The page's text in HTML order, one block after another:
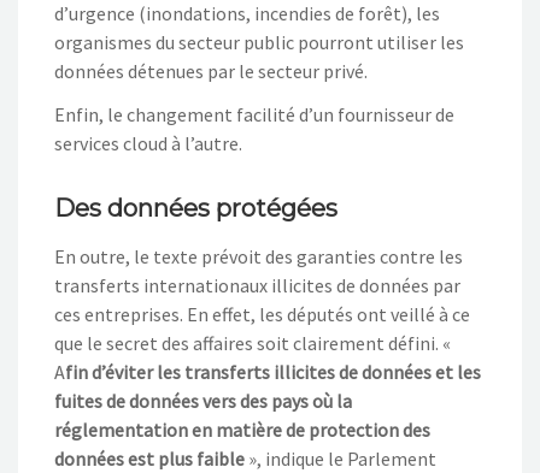
d’urgence (inondations, incendies de forêt), les
organismes du secteur public pourront utiliser les
données détenues par le secteur privé.
Enfin, le changement facilité d’un fournisseur de
services cloud à l’autre.
Des données protégées
En outre, le texte prévoit des garanties contre les
transferts internationaux illicites de données par
ces entreprises. En effet, les députés ont veillé à ce
que le secret des affaires soit clairement défini. «
Afin d’éviter les transferts illicites de données et les
fuites de données vers des pays où la
réglementation en matière de protection des
données est plus faible », indique le Parlement